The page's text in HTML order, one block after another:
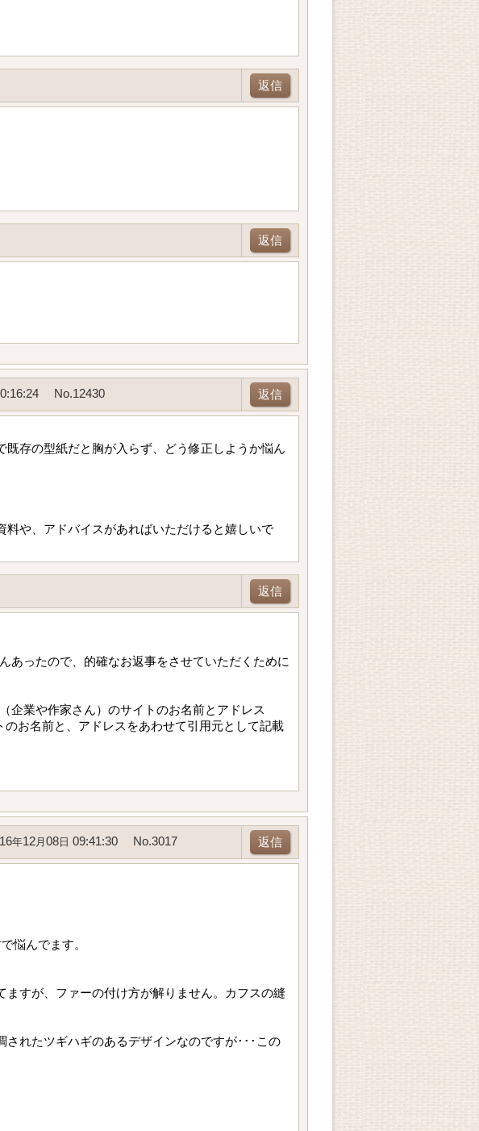
返信
返信
No.12430 返信
存の型紙だと胸が入らず、どう修正しようか悩ん
や、アドバイスがあればいただけると嬉しいで
返信
あったので、的確なお返事をさせていただくために
企業や作家さん）のサイトのお名前とアドレス
お名前と、アドレスをあわせて引用元として記載
年12月 08 日 09:41:30 No.3017 返信
悩んでます。
すが、ファーの付け方が解りません。カフスの縫
れたツギハギのあるデザインなのですが･･･この